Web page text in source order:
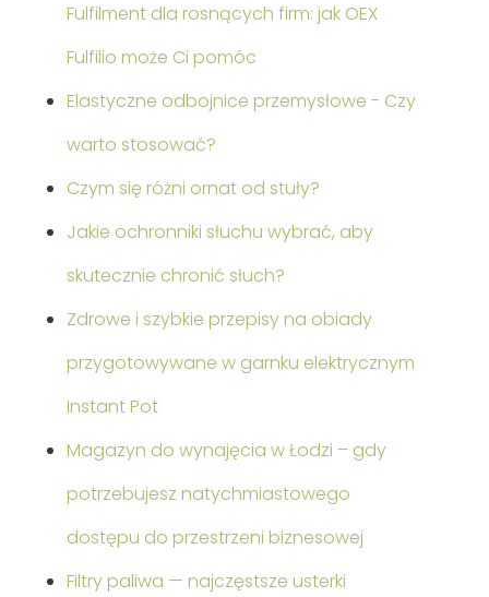
Fulfilment dla rosnących firm: jak OEX
Fulfilio może Ci pomóc
Elastyczne odbojnice przemysłowe - Czy
warto stosować?
Czym się różni ornat od stuły?
Jakie ochronniki słuchu wybrać, aby
skutecznie chronić słuch?
Zdrowe i szybkie przepisy na obiady
przygotowywane w garnku elektrycznym
Instant Pot
Magazyn do wynajęcia w Łodzi – gdy
potrzebujesz natychmiastowego
dostępu do przestrzeni biznesowej
Filtry paliwa — najczęstsze usterki